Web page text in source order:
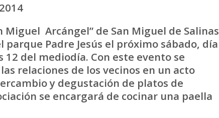
Arcángel” de San Miguel de Salinas
parque Padre Jesús el próximo sábado, día
del mediodía. Con este evento se
relaciones de los vecinos en un acto
y degustación de platos de
se encargará de cocinar una paella